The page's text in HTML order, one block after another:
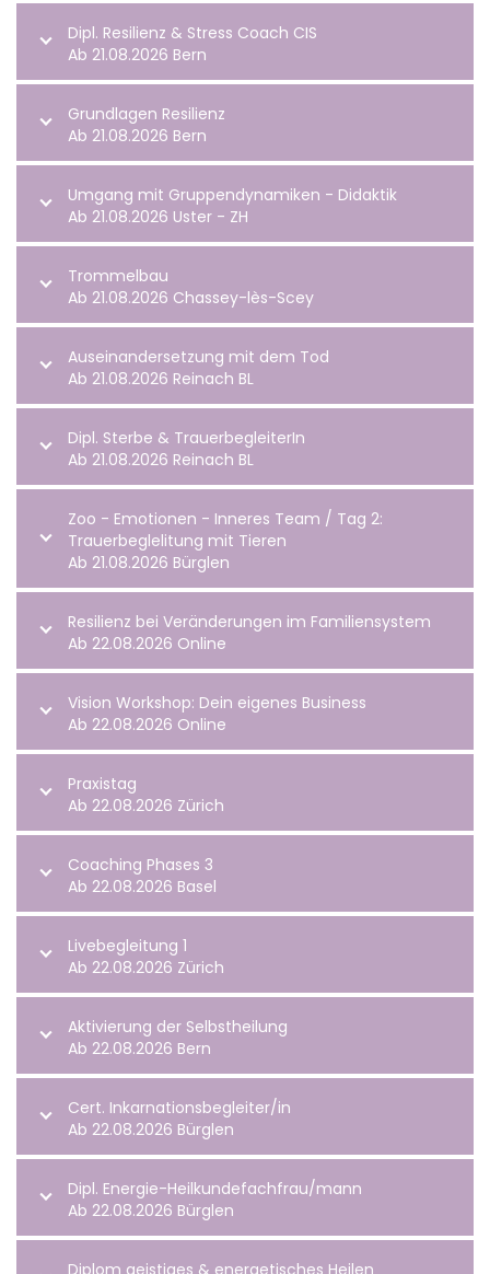
Dipl. Resilienz & Stress Coach CIS
Ab 21.08.2026 Bern
Grundlagen Resilienz
Ab 21.08.2026 Bern
Umgang mit Gruppendynamiken - Didaktik
Ab 21.08.2026 Uster - ZH
Trommelbau
Ab 21.08.2026 Chassey-lès-Scey
Auseinandersetzung mit dem Tod
Ab 21.08.2026 Reinach BL
Dipl. Sterbe & TrauerbegleiterIn
Ab 21.08.2026 Reinach BL
Zoo - Emotionen - Inneres Team / Tag 2:
Trauerbeglelitung mit Tieren
Ab 21.08.2026 Bürglen
Resilienz bei Veränderungen im Familiensystem
Ab 22.08.2026 Online
Vision Workshop: Dein eigenes Business
Ab 22.08.2026 Online
Praxistag
Ab 22.08.2026 Zürich
Coaching Phases 3
Ab 22.08.2026 Basel
Livebegleitung 1
Ab 22.08.2026 Zürich
Aktivierung der Selbstheilung
Ab 22.08.2026 Bern
Cert. Inkarnationsbegleiter/in
Ab 22.08.2026 Bürglen
Dipl. Energie-Heilkundefachfrau/mann
Ab 22.08.2026 Bürglen